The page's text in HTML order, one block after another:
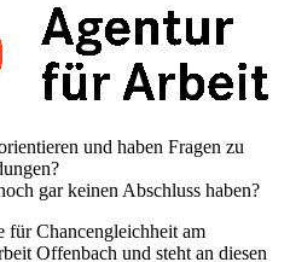
und haben Fragen zu
gar keinen Abschluss haben?
für Chancengleichheit am
Offenbach und steht an diesen